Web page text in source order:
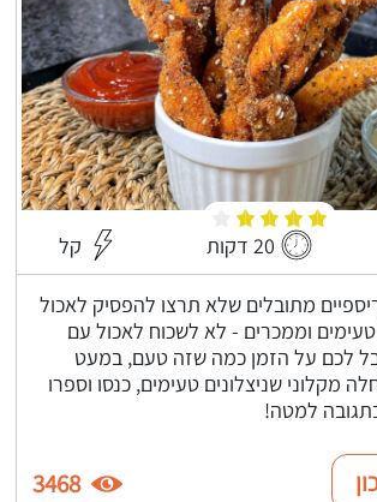
20 דקות קל
מתובלים שלא תרצו להפסיק לאכול
וממכרים - לא לשכוח לאכול עם
לכם על הזמן כמה שזה טעם, במעט
מקלוני שניצלונים טעימים, כנסו וספרו
למטה!
3468